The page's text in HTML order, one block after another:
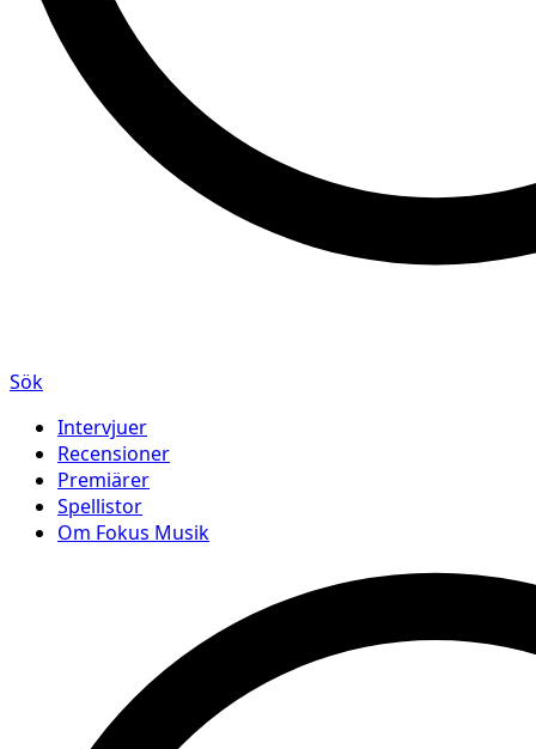
Sök
Intervjuer
Recensioner
Premiärer
Spellistor
Om Fokus Musik